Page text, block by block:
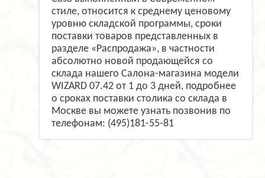
стиле, относится к среднему ценовому
уровню складской программы, сроки
поставки товаров представленных в
разделе «Распродажа», в частности
абсолютно новой продающейся со
склада нашего Салона-магазина модели
WIZARD 07.42 от 1 до 3 дней, подробнее
о сроках поставки столика со склада в
Москве вы можете узнать позвонив по
телефонам: (495)181-55-81